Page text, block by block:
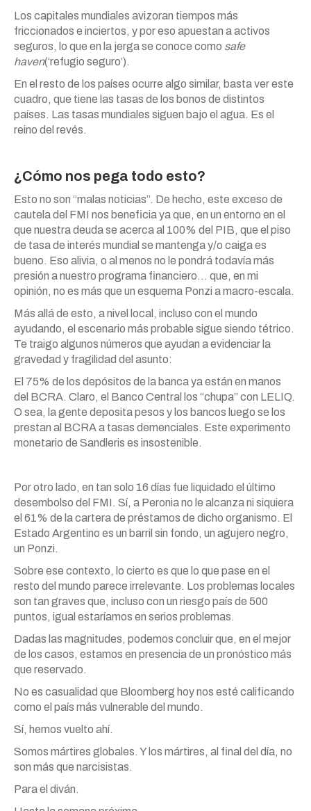
Los capitales mundiales avizoran tiempos más
friccionados e inciertos, y por eso apuestan a activos
seguros, lo que en la jerga se conoce como safe
haven(‘refugio seguro’).
En el resto de los países ocurre algo similar, basta ver este
cuadro, que tiene las tasas de los bonos de distintos
países. Las tasas mundiales siguen bajo el agua. Es el
reino del revés.
¿Cómo nos pega todo esto?
Esto no son “malas noticias”. De hecho, este exceso de
cautela del FMI nos beneficia ya que, en un entorno en el
que nuestra deuda se acerca al 100% del PIB, que el piso
de tasa de interés mundial se mantenga y/o caiga es
bueno. Eso alivia, o al menos no le pondrá todavía más
presión a nuestro programa financiero… que, en mi
opinión, no es más que un esquema Ponzi a macro-escala.
Más allá de esto, a nivel local, incluso con el mundo
ayudando, el escenario más probable sigue siendo tétrico.
Te traigo algunos números que ayudan a evidenciar la
gravedad y fragilidad del asunto:
El 75% de los depósitos de la banca ya están en manos
del BCRA. Claro, el Banco Central los “chupa” con LELIQ.
O sea, la gente deposita pesos y los bancos luego se los
prestan al BCRA a tasas demenciales. Este experimento
monetario de Sandleris es insostenible.
Por otro lado, en tan solo 16 días fue liquidado el último
desembolso del FMI. Sí, a Peronia no le alcanza ni siquiera
el 61% de la cartera de préstamos de dicho organismo. El
Estado Argentino es un barril sin fondo, un agujero negro,
un Ponzi.
Sobre ese contexto, lo cierto es que lo que pase en el
resto del mundo parece irrelevante. Los problemas locales
son tan graves que, incluso con un riesgo país de 500
puntos, igual estaríamos en serios problemas.
Dadas las magnitudes, podemos concluir que, en el mejor
de los casos, estamos en presencia de un pronóstico más
que reservado.
No es casualidad que Bloomberg hoy nos esté calificando
como el país más vulnerable del mundo.
Sí, hemos vuelto ahí.
Somos mártires globales. Y los mártires, al final del día, no
son más que narcisistas.
Para el diván.